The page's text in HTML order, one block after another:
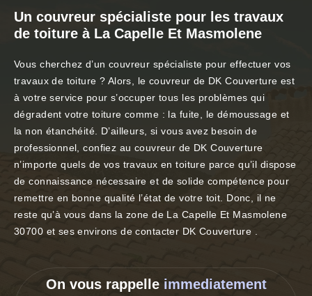
Un couvreur spécialiste pour les travaux
de toiture à La Capelle Et Masmolene
Vous cherchez d’un couvreur spécialiste pour effectuer vos
travaux de toiture ? Alors, le couvreur de DK Couverture est
à votre service pour s’occuper tous les problèmes qui
dégradent votre toiture comme : la fuite, le démoussage et
la non étanchéité. D’ailleurs, si vous avez besoin de
professionnel, confiez au couvreur de DK Couverture
n’importe quels de vos travaux en toiture parce qu’il dispose
de connaissance nécessaire et de solide compétence pour
remettre en bonne qualité l’état de votre toit. Donc, il ne
reste qu’à vous dans la zone de La Capelle Et Masmolene
30700 et ses environs de contacter DK Couverture .
On vous rappelle immediatement